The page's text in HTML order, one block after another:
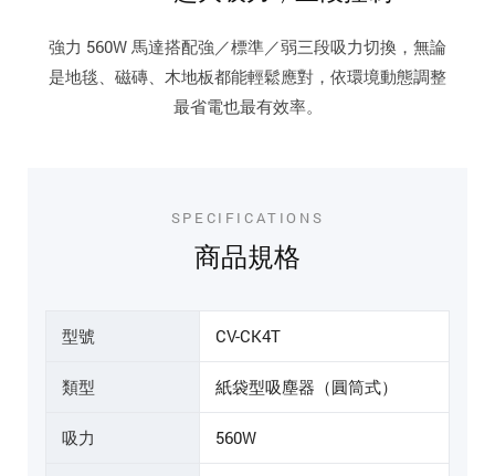
強力 560W 馬達搭配強／標準／弱三段吸力切換，無論
是地毯、磁磚、木地板都能輕鬆應對，依環境動態調整
最省電也最有效率。
SPECIFICATIONS
商品規格
型號 CV-CK4T
類型 紙袋型吸塵器（圓筒式）
吸力 560W